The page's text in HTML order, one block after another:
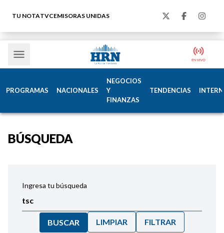
TU NOTATVCEMISORAS UNIDAS
PROGRAMAS NACIONALES
NEGOCIOS
Y
FINANZAS
TENDENCIAS
BÚSQUEDA
Ingresa tu búsqueda
BUSCAR LIMPIAR FILTRAR